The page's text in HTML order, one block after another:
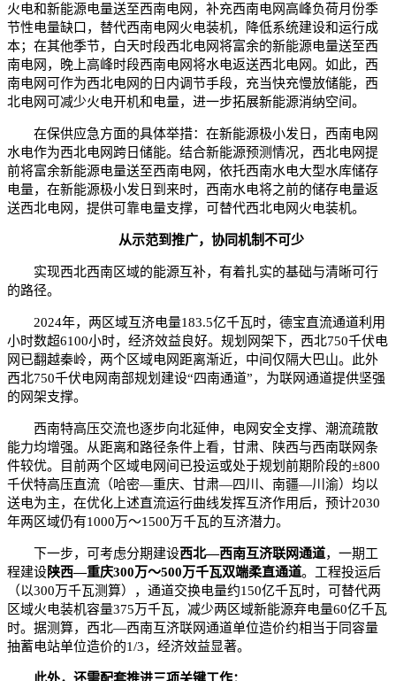
火电和新能源电量送至西南电网，补充西南电网高峰负荷月份季
节性电量缺口，替代西南电网火电装机，降低系统建设和运行成
本；在其他季节，白天时段西北电网将富余的新能源电量送至西
南电网，晚上高峰时段西南电网将水电返送西北电网。如此，西
南电网可作为西北电网的日内调节手段，充当快充慢放储能，西
北电网可减少火电开机和电量，进一步拓展新能源消纳空间。
在保供应急方面的具体举措：在新能源极小发日，西南电网
水电作为西北电网跨日储能。结合新能源预测情况，西北电网提
前将富余新能源电量送至西南电网，依托西南水电大型水库储存
电量，在新能源极小发日到来时，西南水电将之前的储存电量返
送西北电网，提供可靠电量支撑，可替代西北电网火电装机。
从示范到推广，协同机制不可少
实现西北西南区域的能源互补，有着扎实的基础与清晰可行
的路径。
2024年，两区域互济电量183.5亿千瓦时，德宝直流通道利用
小时数超6100小时，经济效益良好。规划网架下，西北750千伏电
网已翻越秦岭，两个区域电网距离渐近，中间仅隔大巴山。此外
西北750千伏电网南部规划建设“四南通道”，为联网通道提供坚强
的网架支撑。
西南特高压交流也逐步向北延伸，电网安全支撑、潮流疏散
能力均增强。从距离和路径条件上看，甘肃、陕西与西南联网条
件较优。目前两个区域电网间已投运或处于规划前期阶段的±800
千伏特高压直流（哈密—重庆、甘肃—四川、南疆—川渝）均以
送电为主，在优化上述直流运行曲线发挥互济作用后，预计2030
年两区域仍有1000万～1500万千瓦的互济潜力。
下一步，可考虑分期建设西北—西南互济联网通道，一期工
程建设陕西—重庆300万～500万千瓦双端柔直通道。工程投运后
（以300万千瓦测算），通道交换电量约150亿千瓦时，可替代两
区域火电装机容量375万千瓦，减少两区域新能源弃电量60亿千瓦
时。据测算，西北—西南互济联网通道单位造价约相当于同容量
抽蓄电站单位造价的1/3，经济效益显著。